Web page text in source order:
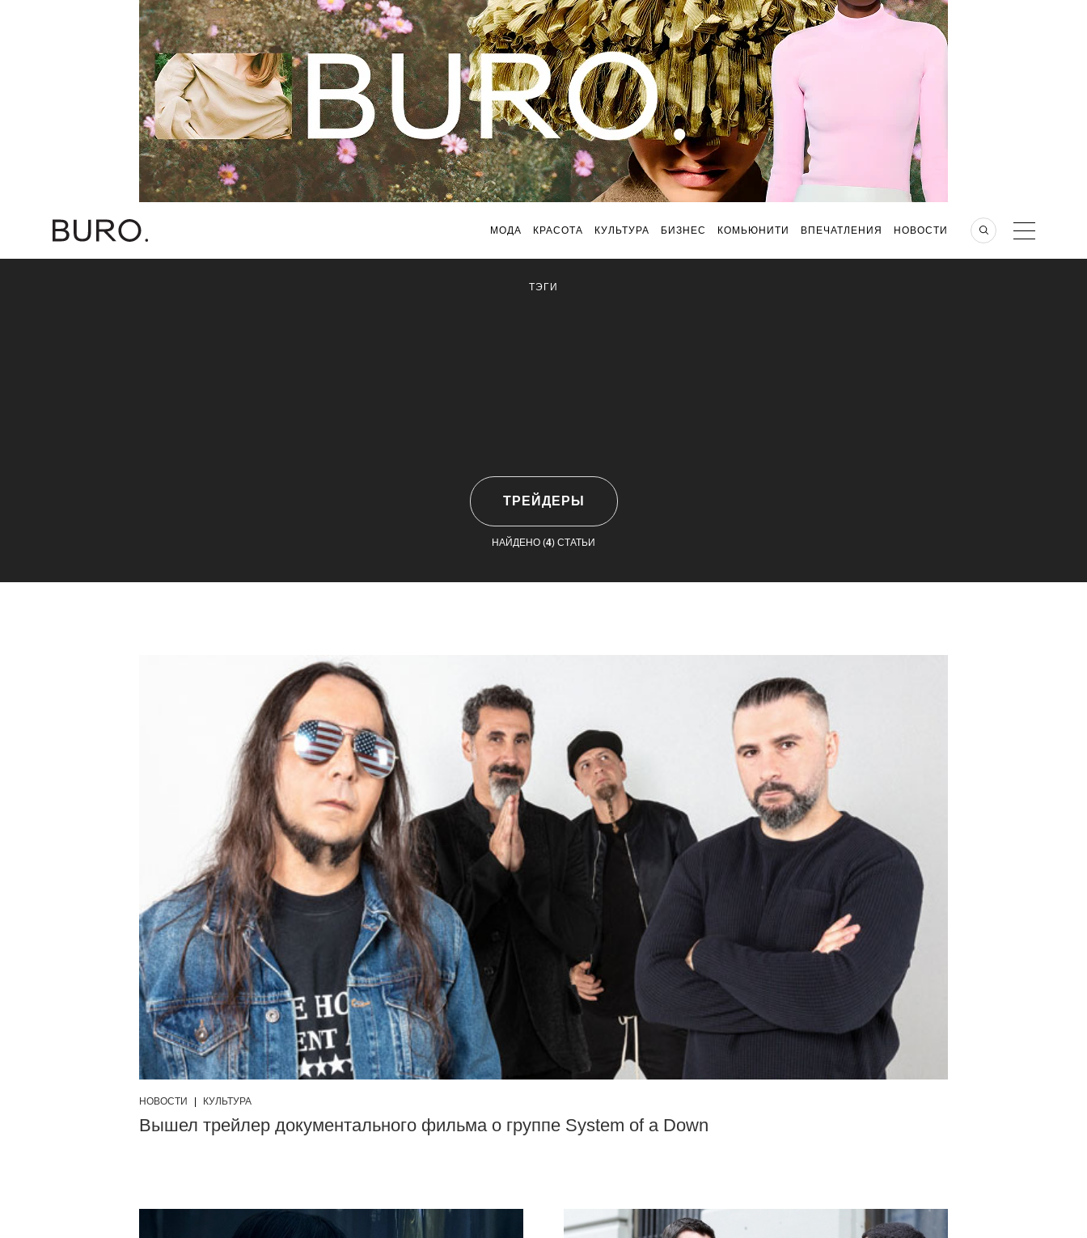
МОДА КРАСОТА КУЛЬТУРА БИЗНЕС КОМЬЮНИТИ ВПЕЧАТЛЕНИЯ НОВОСТИ
ТЭГИ
ТРЕЙДЕРЫ
НАЙДЕНО (4) СТАТЬИ
НОВОСТИ КУЛЬТУРА
Вышел трейлер документального фильма о группе System of a Down